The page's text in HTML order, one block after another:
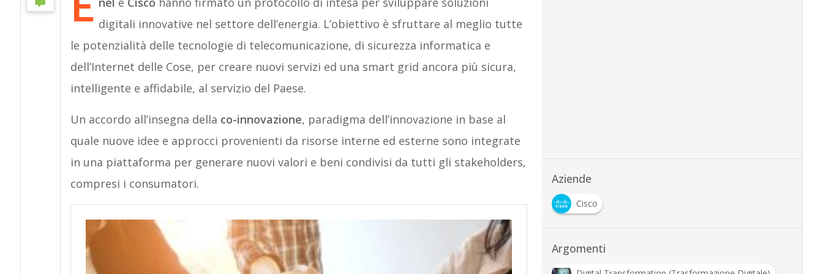
digitali innovative nel settore dell’energia. L’obiettivo è sfruttare al meglio tutte
le potenzialità delle tecnologie di telecomunicazione, di sicurezza informatica e
dell’Internet delle Cose, per creare nuovi servizi ed una smart grid ancora più sicura,
intelligente e affidabile, al servizio del Paese.
Un accordo all’insegna della co-innovazione, paradigma dell’innovazione in base al
quale nuove idee e approcci provenienti da risorse interne ed esterne sono integrate
in una piattaforma per generare nuovi valori e beni condivisi da tutti gli stakeholders,
compresi i consumatori.
Aziende
Cisco
Argomenti